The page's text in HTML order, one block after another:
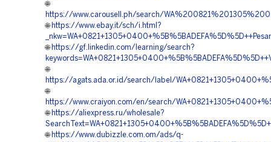
🌐
https://www.carousell.ph/search/
🌐 https://www.ebay.it/sch/i.html?
🌐 https://gf.linkedin.com/learning/search?
🌐
https://agats.ada.or.id/search/label/
🌐
https://www.craiyon.com/en/search/
🌐 https://aliexpress.ru/wholesale?
🌐 https://www.dubizzle.com.om/ads/q-